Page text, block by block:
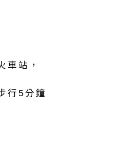
車站，
行5分鐘